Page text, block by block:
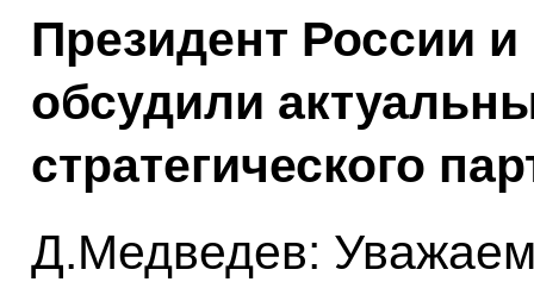
Президент России
обсудили
стратегического
Д.Медведев: